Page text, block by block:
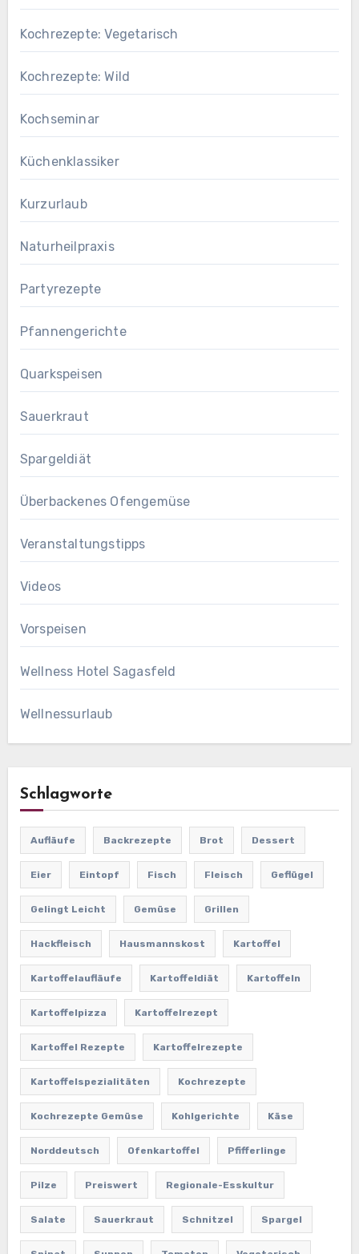
Kochrezepte: Vegetarisch
Kochrezepte: Wild
Kochseminar
Küchenklassiker
Kurzurlaub
Naturheilpraxis
Partyrezepte
Pfannengerichte
Quarkspeisen
Sauerkraut
Spargeldiät
Überbackenes Ofengemüse
Veranstaltungstipps
Videos
Vorspeisen
Wellness Hotel Sagasfeld
Wellnessurlaub
Schlagworte
Aufläufe Backrezepte Brot Dessert
Eier Eintopf Fisch Fleisch Geflügel
Gelingt Leicht Gemüse Grillen
Hackfleisch Hausmannskost Kartoffel
Kartoffelaufläufe Kartoffeldiät Kartoffeln
Kartoffelpizza Kartoffelrezept
Kartoffel Rezepte Kartoffelrezepte
Kartoffelspezialitäten Kochrezepte
Kochrezepte Gemüse Kohlgerichte Käse
Norddeutsch Ofenkartoffel Pfifferlinge
Pilze Preiswert Regionale-Esskultur
Salate Sauerkraut Schnitzel Spargel